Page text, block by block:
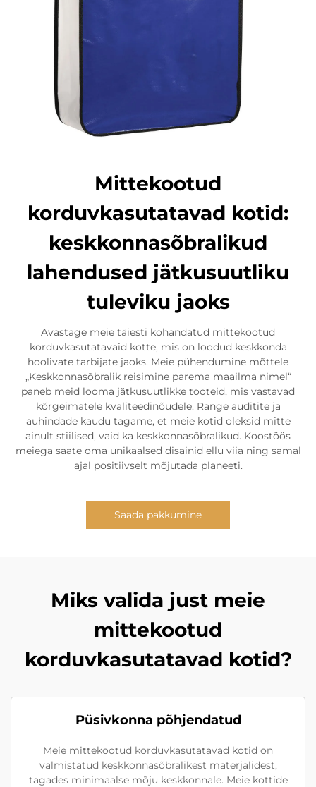
Mittekootud
korduvkasutatavad kotid:
keskkonnasõbralikud
lahendused jätkusuutliku
tuleviku jaoks
Avastage meie täiesti kohandatud mittekootud
korduvkasutatavaid kotte, mis on loodud keskkonda
hoolivate tarbijate jaoks. Meie pühendumine mõttele
„Keskkonnasõbralik reisimine parema maailma nimel“
paneb meid looma jätkusuutlikke tooteid, mis vastavad
kõrgeimatele kvaliteedinõudele. Range auditite ja
auhindade kaudu tagame, et meie kotid oleksid mitte
ainult stiilised, vaid ka keskkonnasõbralikud. Koostöös
meiega saate oma unikaalsed disainid ellu viia ning samal
ajal positiivselt mõjutada planeeti.
Saada pakkumine
Miks valida just meie
mittekootud
korduvkasutatavad kotid?
Püsivkonna põhjendatud
Meie mittekootud korduvkasutatavad kotid on
valmistatud keskkonnasõbralikest materjalidest,
tagades minimaalse mõju keskkonnale. Meie kottide